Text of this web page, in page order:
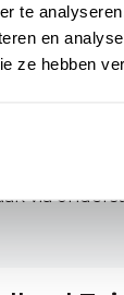
te
en
ze hebben
via